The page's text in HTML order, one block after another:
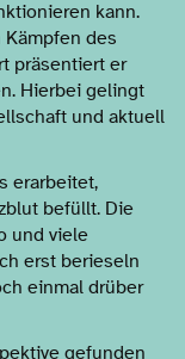
kann.
des
präsentiert er
Hierbei gelingt
und aktuell
erarbeitet,
befüllt. Die
und viele
erst berieseln
einmal drüber
gefunden